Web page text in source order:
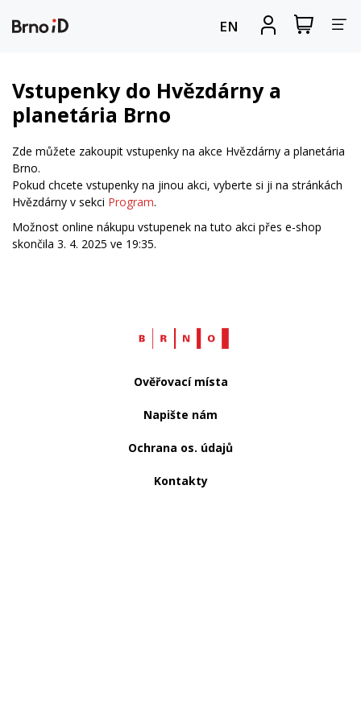
EN
Zobrazit
nákupní
Vstupenky do Hvězdárny a
planetária Brno
Zde můžete zakoupit vstupenky na akce Hvězdárny a planetária
Brno.
Pokud chcete vstupenky na jinou akci, vyberte si ji na stránkách
Hvězdárny v sekci Program.
Možnost online nákupu vstupenek na tuto akci přes e-shop
skončila 3. 4. 2025 ve 19:35.
Web
Ověřovací místa
Napište nám
Ochrana os. údajů
Kontakty